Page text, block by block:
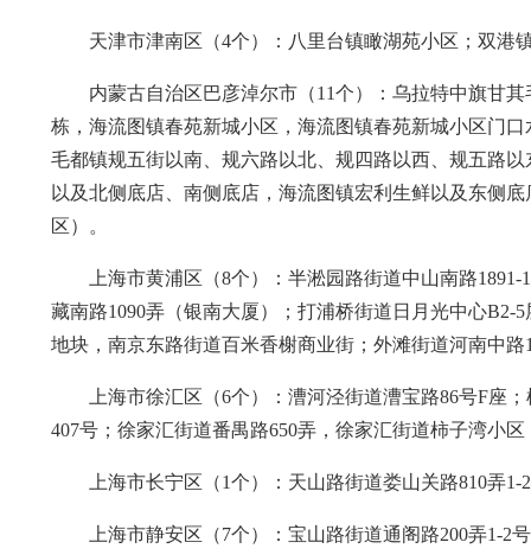
天津市津南区（4个）：八里台镇瞰湖苑小区；双港
内蒙古自治区巴彦淖尔市（11个）：乌拉特中旗甘
栋，海流图镇春苑新城小区，海流图镇春苑新城小区门
毛都镇规五街以南、规六路以北、规四路以西、规五路
以及北侧底店、南侧底店，海流图镇宏利生鲜以及东侧
区）。
上海市黄浦区（8个）：半淞园路街道中山南路
藏南路1090弄（银南大厦）；打浦桥街道日月光中心
地块，南京东路街道百米香榭商业街；外滩街道河南中
上海市徐汇区（6个）：漕河泾街道漕宝路86号F座
407号；徐家汇街道番禺路650弄，徐家汇街道柿子湾小
上海市长宁区（1个）：天山路街道娄山关路810弄1-
上海市静安区（7个）：宝山路街道通阁路200弄1-